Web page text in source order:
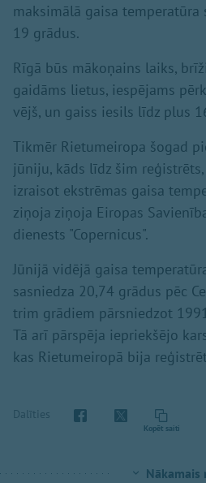
maksimālā gaisa temperatūra
19 grādus.
Rīgā būs mākoņains laiks,
gaidāms lietus, iespējams
vējš, un gaiss iesils līdz plus
Tikmēr Rietumeiropa šogad
jūniju, kāds līdz šim
izraisot ekstrēmas gaisa
ziņoja ziņoja Eiropas
dienests "Copernicus".
Jūnijā vidējā gaisa
sasniedza 20,74 grādus pēc
trim grādiem pārsniedzot
Tā arī pārspēja iepriekšējo
kas Rietumeiropā bija
Dalīties
Kopēt saiti
Nākamais